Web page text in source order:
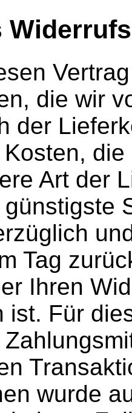
Widerrufs
die wir
der
Art der
Tag
Ihren
ist. Für
wurde